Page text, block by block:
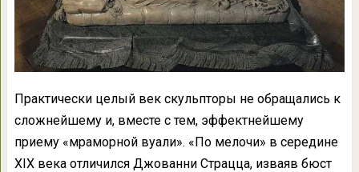
Практически целый век скульпторы не обращались к
сложнейшему и, вместе с тем, эффектнейшему
приему «мраморной вуали». «По мелочи» в середине
XIX века отличился Джованни Страцца, изваяв бюст